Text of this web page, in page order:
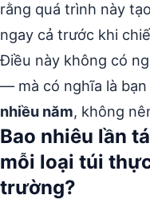
rằng quá trình này
ngay cả trước khi
Điều này không có
— mà có nghĩa là
nhiều năm, không
Bao nhiêu lần
mỗi loại túi
trường?